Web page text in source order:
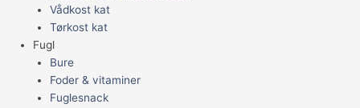
Vådkost kat
Tørkost kat
Fugl
Bure
Foder & vitaminer
Fuglesnack